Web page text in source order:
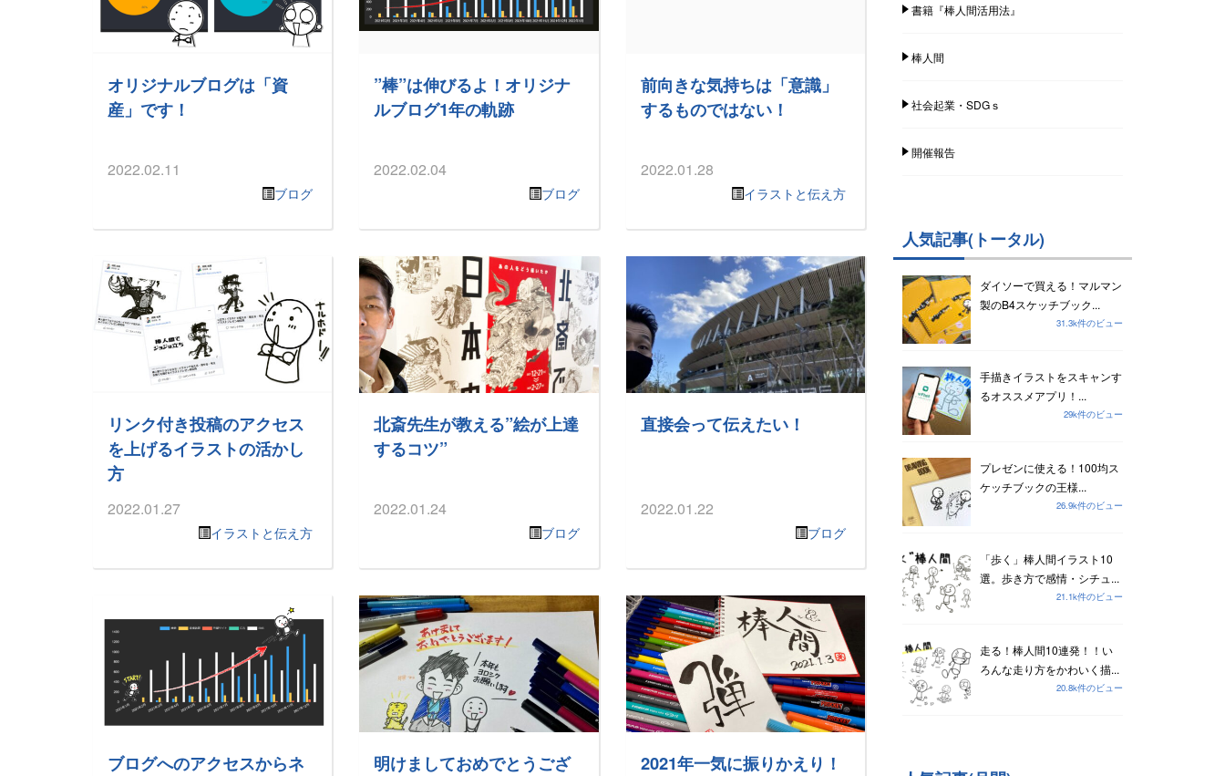
オリジナルブログは「資
産」です！
2022.02.11
ブログ
”棒”は伸びるよ！オリジナ
ルブログ1年の軌跡
2022.02.04
ブログ
前向きな気持ちは「意識」
するものではない！
2022.01.28
イラストと伝え方
リンク付き投稿のアクセス
を上げるイラストの活かし
方
2022.01.27
イラストと伝え方
北斎先生が教える”絵が上達
するコツ”
2022.01.24
ブログ
直接会って伝えたい！
2022.01.22
ブログ
ブログへのアクセスからネ
明けましておめでとうござ
2021年一気に振りかえり！
書籍『棒人間活用法』
棒人間
社会起業・SDGｓ
開催報告
人気記事(トータル)
ダイソーで買える！マルマン
製のB4スケッチブック...
31.3k件のビュー
手描きイラストをスキャンす
るオススメアプリ！...
29k件のビュー
プレゼンに使える！100均ス
ケッチブックの王様...
26.9k件のビュー
「歩く」棒人間イラスト10
選。歩き方で感情・シチュ...
21.1k件のビュー
走る！棒人間10連発！！い
ろんな走り方をかわいく描...
20.8k件のビュー